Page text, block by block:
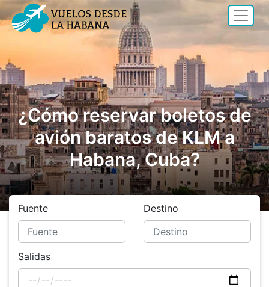
¿Cómo reservar boletos de
avión baratos de KLM a
Habana, Cuba?
Fuente Destino
Salidas